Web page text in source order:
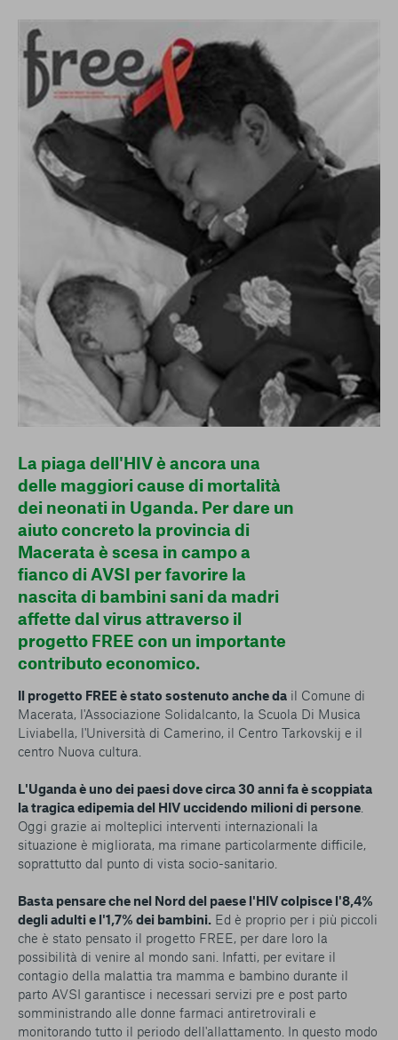
condizionare l’esperienza sulla Piattaforma e il suo
funzionamento. Premendo “Conferma le mie scelte”, la
selezione relativa ai cookie effettuata verrà salvata. Se non è
stata selezionata alcuna opzione, premere questo pulsante
equivarrà a rifiutare tutti i cookie. Per ulteriori informazioni, è
possibile consultare la nostra
Ulteriori informazioni
Cookie strettamente necessari
Cookie di analisi
La piaga dell'HIV è ancora una
delle maggiori cause di mortalità
dei neonati in Uganda. Per dare un
aiuto concreto la provincia di
Macerata è scesa in campo a
fianco di AVSI per favorire la
nascita di bambini sani da madri
affette dal virus attraverso il
progetto FREE con un importante
contributo economico.
Il progetto FREE è stato sostenuto anche da il Comune di
Macerata, l'Associazione Solidalcanto, la Scuola Di Musica
Liviabella, l'Università di Camerino, il Centro Tarkovskij e il
centro Nuova cultura.
L'Uganda è uno dei paesi dove circa 30 anni fa è scoppiata
la tragica edipemia del HIV uccidendo milioni di persone
Oggi grazie ai molteplici interventi internazionali la
situazione è migliorata, ma rimane particolarmente difficile,
soprattutto dal punto di vista socio-sanitario.
Basta pensare che nel Nord del paese l'HIV colpisce l'8,4%
degli adulti e l'1,7% dei bambini. Ed è proprio per i più piccoli
che è stato pensato il progetto FREE, per dare loro la
possibilità di venire al mondo sani. Infatti, per evitare il
contagio della malattia tra mamma e bambino durante il
parto AVSI garantisce i necessari servizi pre e post parto
somministrando alle donne farmaci antiretrovirali e
monitorando tutto il periodo dell'allattamento. In questo modo